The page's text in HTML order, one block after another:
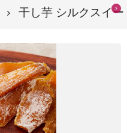
干し芋 シルクスイ